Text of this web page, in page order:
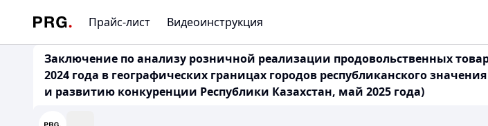
Прайс-лист Видеоинструкция
Заключение по анализу розничной реализации продовольственных
2024 года в географических границах городов республиканского
и развитию конкуренции Республики Казахстан, май 2025 года)